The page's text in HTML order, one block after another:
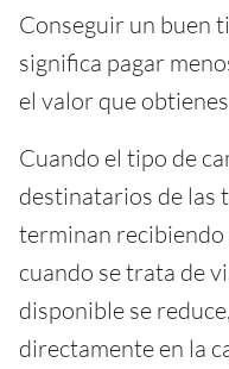
Conseguir un buen
significa pagar
el valor que
Cuando el tipo de
destinatarios de las
terminan recibiendo
cuando se trata de
disponible se
directamente en la